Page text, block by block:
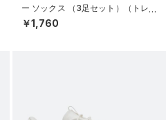
ー ソックス （3足セット）（トレー
ニング/UNISEX）
￥1,760